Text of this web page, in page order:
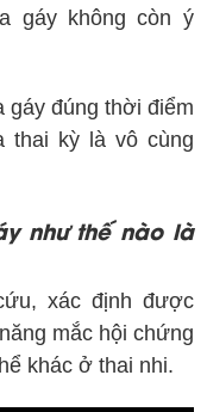
gáy không còn ý
gáy đúng thời điểm
thai kỳ là vô cùng
như thế nào là
xác định được
mắc hội chứng
khác ở thai nhi.